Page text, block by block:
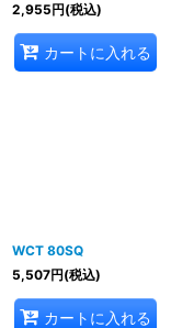
2,955円(税込)
カートに入れる
WCT 80SQ
5,507円(税込)
カートに入れる